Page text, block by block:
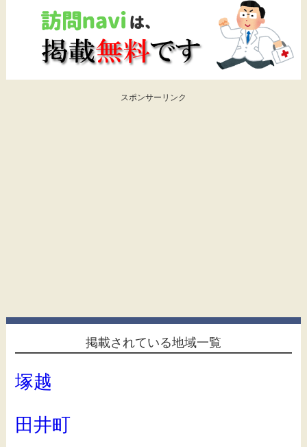
スポンサーリンク
掲載されている地域一覧
塚越
田井町